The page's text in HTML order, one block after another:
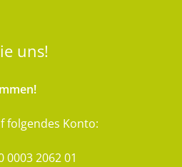
uns!
folgendes Konto:
0003 2062 01